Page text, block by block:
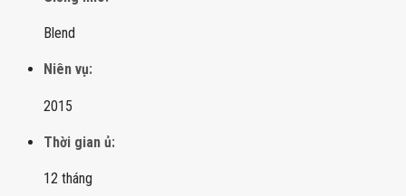
Blend
Niên vụ:
2015
Thời gian ủ:
12 tháng